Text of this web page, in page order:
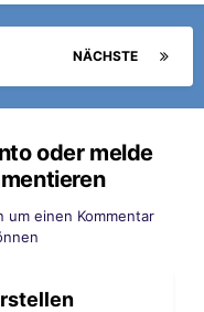
NÄCHSTE
oder melde
um einen Kommentar